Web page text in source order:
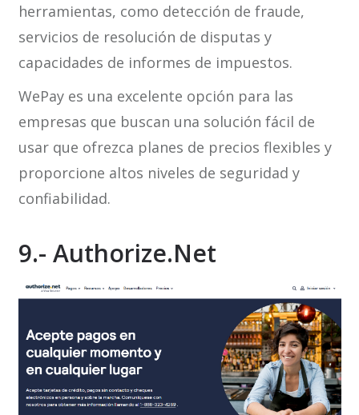
herramientas, como detección de fraude,
servicios de resolución de disputas y
capacidades de informes de impuestos.
WePay es una excelente opción para las
empresas que buscan una solución fácil de
usar que ofrezca planes de precios flexibles y
proporcione altos niveles de seguridad y
confiabilidad.
9.- Authorize.Net